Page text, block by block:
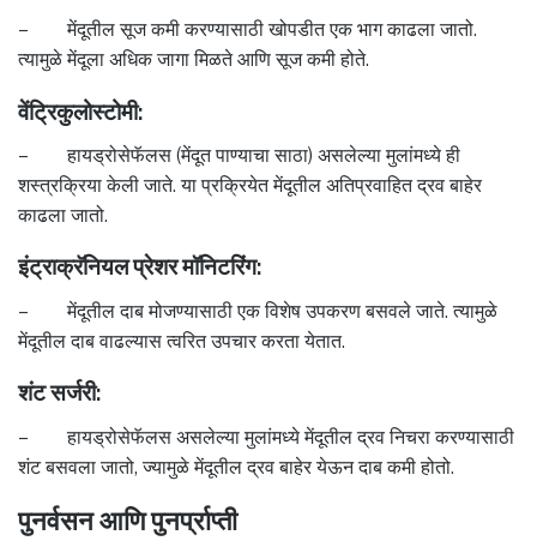
– मेंदूतील सूज कमी करण्यासाठी खोपडीत एक भाग काढला जातो.
त्यामुळे मेंदूला अधिक जागा मिळते आणि सूज कमी होते.
वेंट्रिकुलोस्टोमी:
– हायड्रोसेफॅलस (मेंदूत पाण्याचा साठा) असलेल्या मुलांमध्ये ही
शस्त्रक्रिया केली जाते. या प्रक्रियेत मेंदूतील अतिप्रवाहित द्रव बाहेर
काढला जातो.
इंट्राक्रॅनियल प्रेशर मॉनिटरिंग:
– मेंदूतील दाब मोजण्यासाठी एक विशेष उपकरण बसवले जाते. त्यामुळे
मेंदूतील दाब वाढल्यास त्वरित उपचार करता येतात.
शंट सर्जरी:
– हायड्रोसेफॅलस असलेल्या मुलांमध्ये मेंदूतील द्रव निचरा करण्यासाठी
शंट बसवला जातो, ज्यामुळे मेंदूतील द्रव बाहेर येऊन दाब कमी होतो.
पुनर्वसन आणि पुनर्प्राप्ती